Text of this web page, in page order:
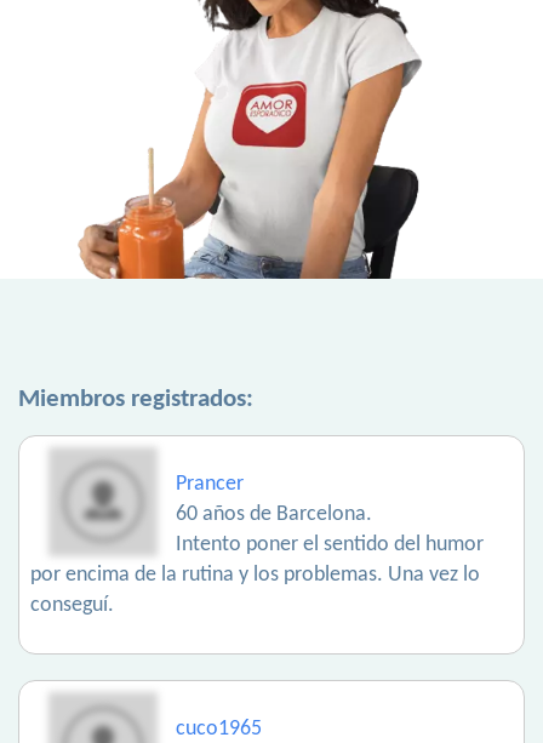
Miembros registrados:
Prancer
60 años de Barcelona.
Intento poner el sentido del humor
por encima de la rutina y los problemas. Una vez lo
conseguí.
cuco1965